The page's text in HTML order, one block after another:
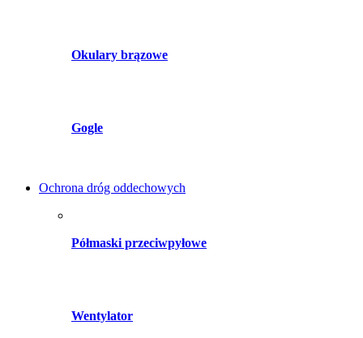
Okulary brązowe
Gogle
Ochrona dróg oddechowych
Półmaski przeciwpyłowe
Wentylator